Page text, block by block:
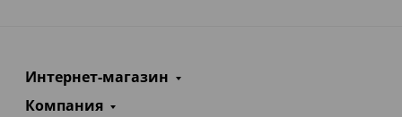
Интернет-магазин
Компания